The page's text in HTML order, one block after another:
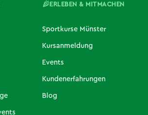
ERLEBEN & MITMACHEN
Sportkurse Münster
Kursanmeldung
Events
Kundenerfahrungen
Blog